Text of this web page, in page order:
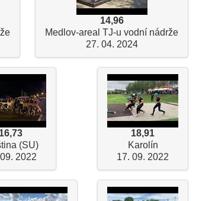
14,96
Medlov-areal TJ-u vodní nádrže
27. 04. 2024
16,73
(SU)
2022
18,91
Karolín
17. 09. 2022